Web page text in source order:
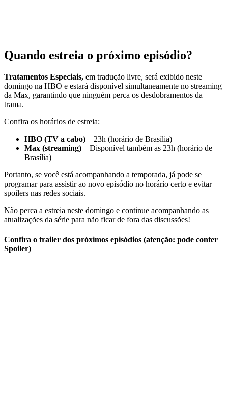
Quando estreia o próximo episódio?
Tratamentos Especiais, em tradução livre, será exibido neste
domingo na HBO e estará disponível simultaneamente no streaming
da Max, garantindo que ninguém perca os desdobramentos da
trama.
Confira os horários de estreia:
HBO (TV a cabo) – 23h (horário de Brasília)
Max (streaming) – Disponível também as 23h (horário de
Brasília)
Portanto, se você está acompanhando a temporada, já pode se
programar para assistir ao novo episódio no horário certo e evitar
spoilers nas redes sociais.
Não perca a estreia neste domingo e continue acompanhando as
atualizações da série para não ficar de fora das discussões!
Confira o trailer dos próximos episódios (atenção: pode conter
Spoiler)